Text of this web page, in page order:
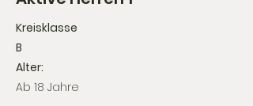
​Kreisklasse
B
Alter:
Ab 18 Jahre